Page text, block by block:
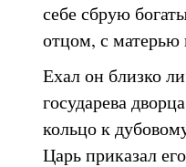
себе сбрую
отцом, с матерью
Ехал он близко
государева
кольцо к
Царь приказал